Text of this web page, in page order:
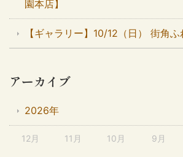
園本店】
【ギャラリー】10/12（日） 街角
アーカイブ
2026年
12月 11月 10月 9月